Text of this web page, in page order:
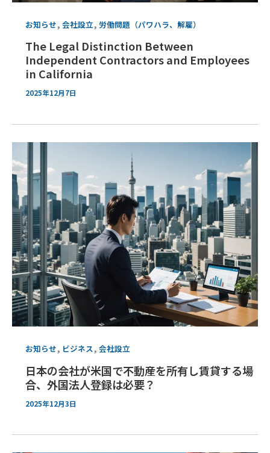
お知らせ, 会社設立, 労働問題（パワハラ、解雇）
The Legal Distinction Between
Independent Contractors and Employees
in California
2025年12月7日
お知らせ, ビジネス, 会社設立
日本の会社が米国で不動産を所有し賃貸する場
合、外国法人登録は必要？
2025年12月3日